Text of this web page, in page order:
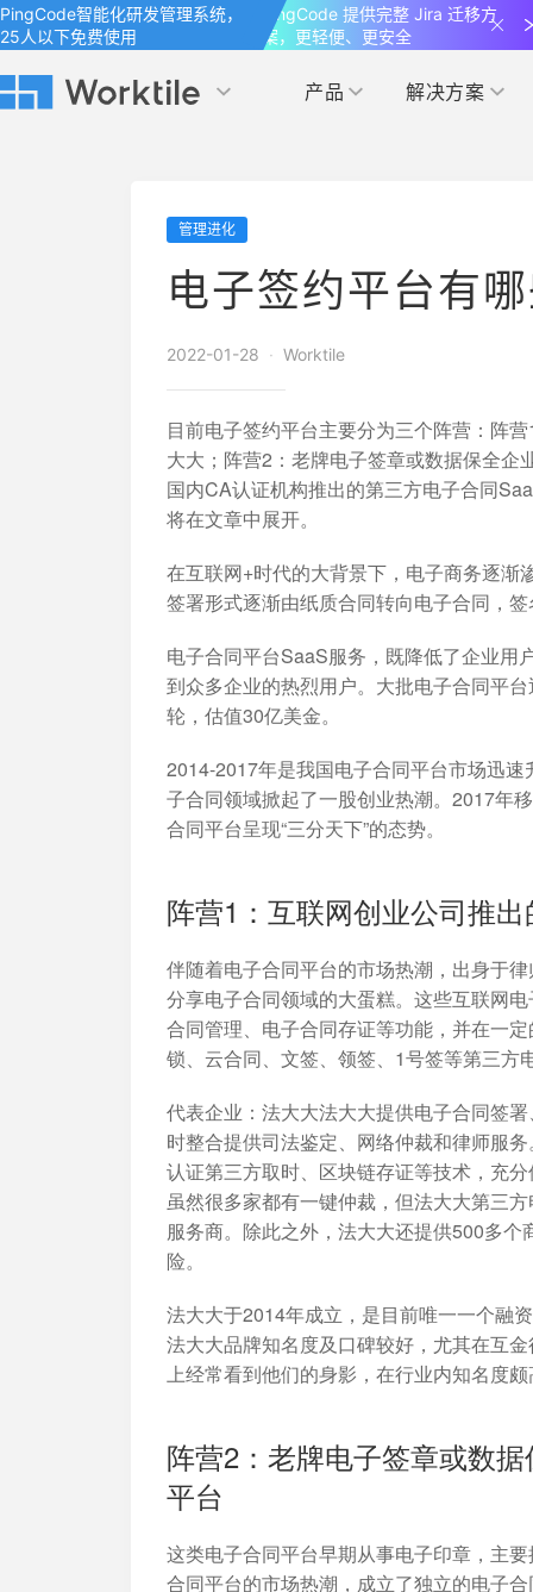
PingCode智能化研发管理系统，
25人以下免费使用
PingCode 提供完整 Jira 迁移方
案，更轻便、更安全
产品
以项目化的方式管理企业任务 国内率先覆盖 OKR
专注于工作场景的即时通讯工具
Worktile 旗下智能化研发管理工具 解决方案
IT研发与运维
Worktile 旗下智能化研发管理工具
（Help Center）
全面了解 Worktile 的使用方法和技巧
地 OKR、敏捷研发等先进理念
发现最新的产品
解洞察
生态联盟计划
体系
Worktile 旗下智能化研发管理工具
管理进化
电子签约平台有
2022-01-28 · Worktile
目前电子签约平台主要分为三个阵营：阵
大大；阵营2：老牌电子签章或数据保全
国内CA认证机构推出的第三方电子合同
将在文章中展开。
在互联网+时代的大背景下，电子商务逐
签署形式逐渐由纸质合同转向电子合同，
电子合同平台SaaS服务，既降低了企业用
到众多企业的热烈用户。大批电子合同平
轮，估值30亿美金。
2014-2017年是我国电子合同平台市场迅
子合同领域掀起了一股创业热潮。2017年
合同平台呈现“三分天下”的态势。
阵营1：互联网创业公司推
伴随着电子合同平台的市场热潮，出身于
分享电子合同领域的大蛋糕。这些互联网
合同管理、电子合同存证等功能，并在一
锁、云合同、文签、领签、1号签等第三方
代表企业： 法大大法大大提供电子合同签
时整合提供司法鉴定、网络仲裁和律师服
认证第三方取时、区块链存证等技术，充
虽然很多家都有一键仲裁，但法大大第三
服务商。除此之外，法大大还提供500多
险。
法大大于2014年成立，是目前唯一一个融
法大大品牌知名度及口碑较好，尤其在互
上经常看到他们的身影，在行业内知名度
阵营2：老牌电子签章或数
平台
这类电子合同平台早期从事电子印章，主
合同平台的市场热潮，成立了独立的电子